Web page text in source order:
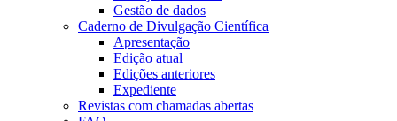
Gestão de dados
Caderno de Divulgação Científica
Apresentação
Edição atual
Edições anteriores
Expediente
Revistas com chamadas abertas